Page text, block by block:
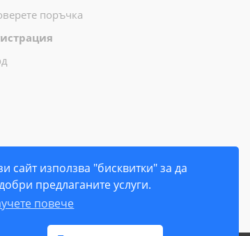
сайт използва "бисквитки" за да
предлаганите услуги.
повече
поръчка